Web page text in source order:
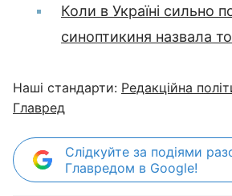
Коли в Україні сильно
синоптикиня назвала
Наші стандарти: Редакційна
Главред
Слідкуйте за подіями
Главредом в Google!